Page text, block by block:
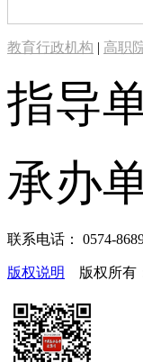
教育行政机构 | 高职
指导
承办
联系电话： 0574-
版权说明 版权所有